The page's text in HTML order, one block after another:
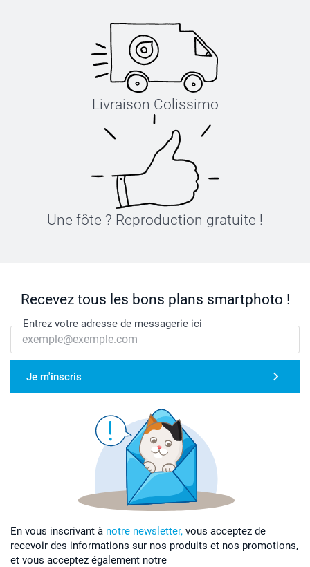
Livraison Colissimo
Une fôte ? Reproduction gratuite !
Recevez tous les bons plans smartphoto !
Entrez votre adresse de messagerie ici
Je m'inscris
En vous inscrivant à notre newsletter, vous acceptez de
recevoir des informations sur nos produits et nos promotions,
et vous acceptez également notre